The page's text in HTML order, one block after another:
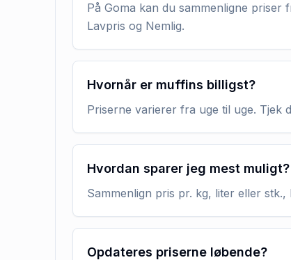
På Goma kan du sammenligne
Lavpris og Nemlig.
Hvornår er muffins billigst?
Priserne varierer fra uge til uge.
Hvordan sparer jeg mest muligt?
Sammenlign pris pr. kg, liter eller
Opdateres priserne løbende?